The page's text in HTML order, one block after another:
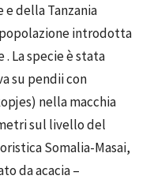
e della Tanzania
introdotta
La specie è stata
su pendii con
nella macchia
sul livello del
Somalia-Masai,
da acacia –